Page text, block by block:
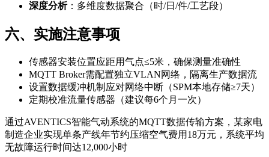
深度分析：多维度数据聚合（时/日/件/工艺段）
六、实施注意事项
传感器安装位置应距用气点≤5米，确保测量准确性
MQTT Broker需配置独立VLAN网络，隔离生产数据流
设置数据缓冲机制应对网络中断（SPM本地存储≥7天）
定期校准流量传感器（建议每6个月一次）
通过AVENTICS智能气动系统的MQTT数据传输方案，某家电
制造企业实现单条产线年节约压缩空气费用18万元，系统平均
无故障运行时间达12,000小时